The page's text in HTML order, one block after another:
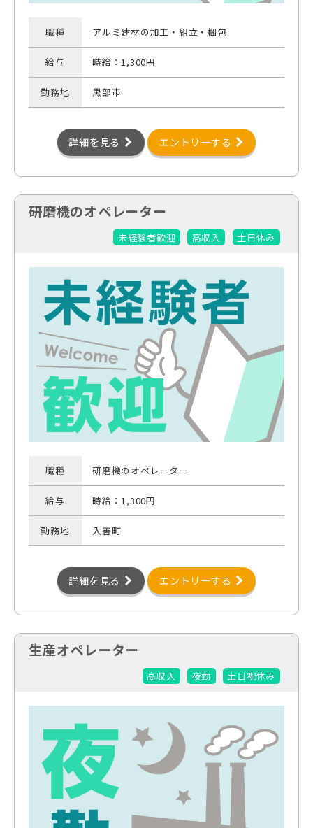
職種 アルミ建材の加工・組立・梱包
給与 時給：1,300円
勤務地 黒部市
詳細を見る エントリーする
研磨機のオペレーター
未経験者歓迎 高収入 土日休み
職種 研磨機のオペレーター
給与 時給：1,300円
勤務地 入善町
詳細を見る エントリーする
生産オペレーター
高収入 夜勤 土日祝休み